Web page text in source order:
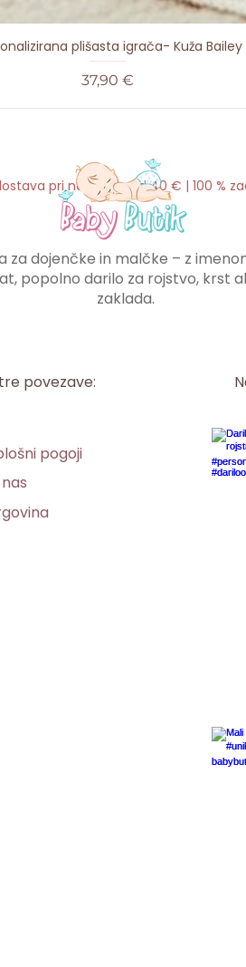
plišasta igrača- Kuža Bailey
Cena
37,90 €
pri naročilu nad 40 € | 100 %
za dojenčke in malčke – z
popolno darilo za rojstvo, krst
zaklada.
povezave:
pogoji